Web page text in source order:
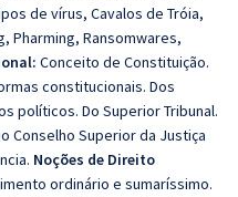
de vírus, Cavalos de Tróia,
Pharming, Ransomwares,
Conceito de Constituição.
constitucionais. Dos
políticos. Do Superior Tribunal.
Conselho Superior da Justiça
Noções de Direito
ordinário e sumaríssimo.